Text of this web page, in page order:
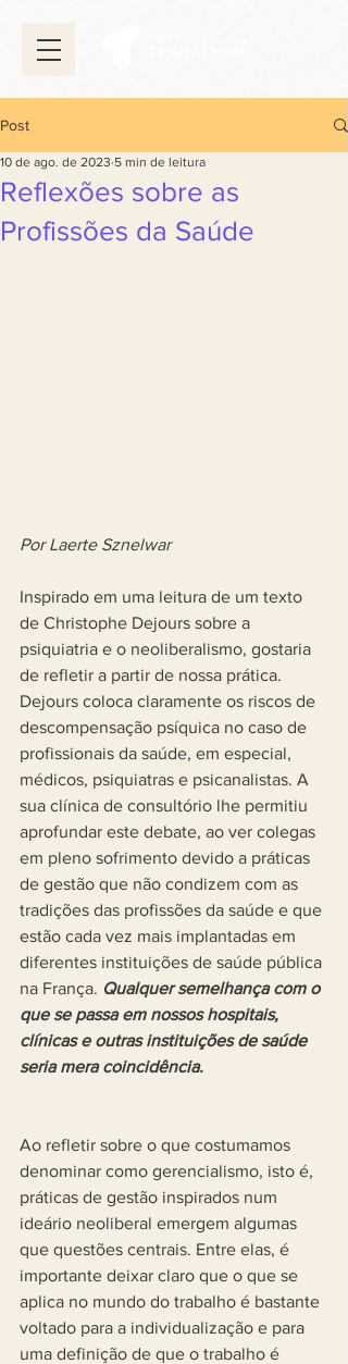
Post
Reflexões sobre as
Profissões da Saúde
10 de ago. de 2023 5 min de leitura
Por Laerte Sznelwar
Inspirado em uma leitura de um texto
de Christophe Dejours sobre a
psiquiatria e o neoliberalismo, gostaria
de refletir a partir de nossa prática.
Dejours coloca claramente os riscos de
descompensação psíquica no caso de
profissionais da saúde, em especial,
médicos, psiquiatras e psicanalistas. A
sua clínica de consultório lhe permitiu
aprofundar este debate, ao ver colegas
em pleno sofrimento devido a práticas
de gestão que não condizem com as
tradições das profissões da saúde e que
estão cada vez mais implantadas em
diferentes instituições de saúde pública
na França. Qualquer semelhança com o
que se passa em nossos hospitais,
clínicas e outras instituições de saúde
seria mera coincidência.
Ao refletir sobre o que costumamos
denominar como gerencialismo, isto é,
práticas de gestão inspirados num
ideário neoliberal emergem algumas
que questões centrais. Entre elas, é
importante deixar claro que o que se
aplica no mundo do trabalho é bastante
voltado para a individualização e para
uma definição de que o trabalho é